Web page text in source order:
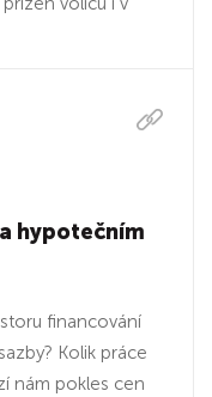
hypotečním
financování
Kolik práce
nám pokles cen